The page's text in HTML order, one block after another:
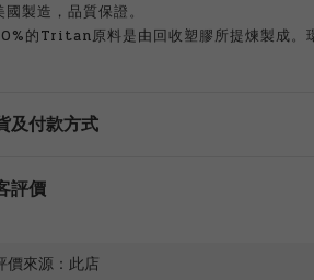
國製造，品質保證。
的Tritan原料是由回收塑膠所提煉製成。
及付款方式
評價